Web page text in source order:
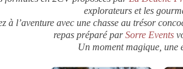
explorateurs et les
à l’aventure avec une chasse au trésor
repas préparé parSorre Events
Un moment magique, une